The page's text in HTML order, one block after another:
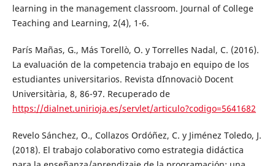
learning in the management classroom. Journal of College
Teaching and Learning, 2(4), 1-6.
París Mañas, G., Más Torellò, O. y Torrelles Nadal, C. (2016).
La evaluación de la competencia trabajo en equipo de los
estudiantes universitarios. Revista d´Innovaciò Docent
Universitària, 8, 86-97. Recuperado de
https://dialnet.unirioja.es/servlet/articulo?codigo=5641682
Revelo Sánchez, O., Collazos Ordóñez, C. y Jiménez Toledo, J.
(2018). El trabajo colaborativo como estrategia didáctica